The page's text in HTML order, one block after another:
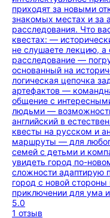
приходят за новыми
знакомых местах и за
расследования. Что
квестах: —
не слушаете лекцию, а
расследование —
основанный на
логическая цепочка
артефактов —
общение с
людьми —
английский в
квесты на русском и
маршруты — для
семей с детьми и
увидеть город по-
сложности адаптирую
город с новой
приключении для ума
5.0
1 отзыв